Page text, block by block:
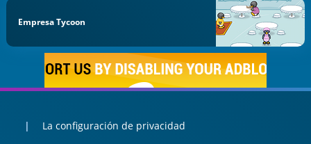
Empresa Tycoon
La configuración de privacidad